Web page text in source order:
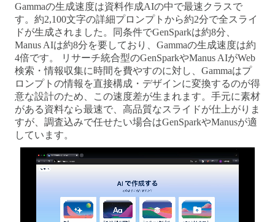
Gammaの生成速度は資料作成AIの中で最速クラスで
す。約2,100文字の詳細プロンプトから約2分で全スライ
ドが生成されました。同条件でGenSparkは約8分、
Manus AIは約8分を要しており、Gammaの生成速度は約
4倍です。 リサーチ統合型のGenSparkやManus AIがWeb
検索・情報収集に時間を費やすのに対し、Gammaはプ
ロンプトの情報を直接構成・デザインに変換するのが得
意な設計のため、この速度差が生まれます。手元に素材
がある資料なら最速で、高品質なスライドが仕上がりま
すが、調査込みで任せたい場合はGenSparkやManusが適
しています。